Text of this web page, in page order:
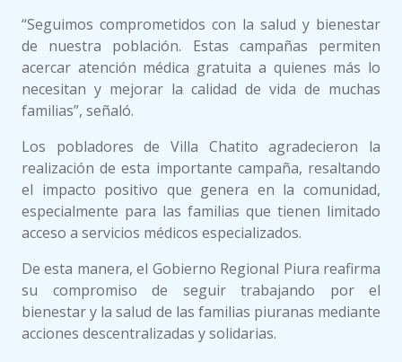
“Seguimos comprometidos con la salud y bienestar
de nuestra población. Estas campañas permiten
acercar atención médica gratuita a quienes más lo
necesitan y mejorar la calidad de vida de muchas
familias”, señaló.
Los pobladores de Villa Chatito agradecieron la
realización de esta importante campaña, resaltando
el impacto positivo que genera en la comunidad,
especialmente para las familias que tienen limitado
acceso a servicios médicos especializados.
De esta manera, el Gobierno Regional Piura reafirma
su compromiso de seguir trabajando por el
bienestar y la salud de las familias piuranas mediante
acciones descentralizadas y solidarias.